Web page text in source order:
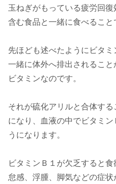
玉ねぎがもっている疲労回
含む食品と一緒に食べること
先ほども述べたようにビタ
一緒に体外へ排出されるこ
ビタミンなのです。
それが硫化アリルと合体す
になり、血液の中でビタミ
うになります。
ビタミンＢ１が欠乏すると
怠感、浮腫、脚気などの症